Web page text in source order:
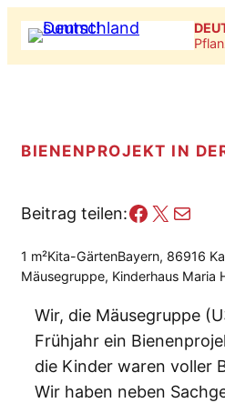
Zum
Inhalt
springen
BIENENPROJEKT IN
Beitrag teilen:Facebook
X E-Mail
1 m²Kita-GärtenBayern, 86916
Mäusegruppe, Kinderhaus Maria
Wir, die Mäusegruppe
Frühjahr ein
die Kinder waren voller
Wir haben neben